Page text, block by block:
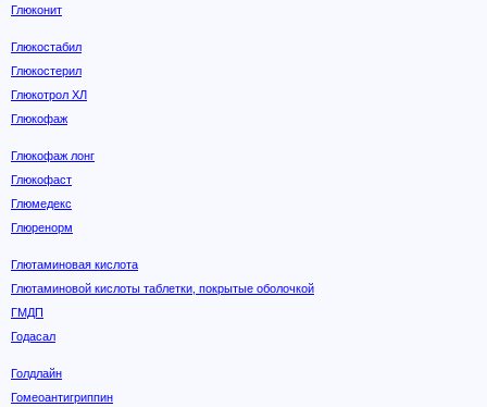
Глюконит
Глюкостабил
Глюкостерил
Глюкотрол ХЛ
Глюкофаж
Глюкофаж лонг
Глюкофаст
Глюмедекс
Глюренорм
Глютаминовая кислота
Глютаминовой кислоты таблетки, покрытые оболочкой
ГМДП
Годасал
Голдлайн
Гомеоантигриппин